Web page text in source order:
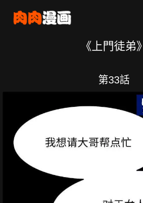
《上門徒弟》
第33話